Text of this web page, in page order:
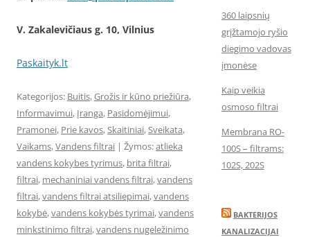
V. Zakalevičiaus g. 10, Vilnius
Paskaityk.lt
Kategorijos: Buitis,Grožis ir kūno priežiūra,
Informavimui, Įranga, Pasidomėjimui,
Pramonei, Prie kavos,Skaitiniai,Sveikata,
Vaikams,Vandens filtrai | Žymos:atlieka
vandens kokybes tyrimus, brita filtrai,
filtrai, mechaniniai vandens filtrai,vandens
filtrai,vandens filtrai atsiliepimai,vandens
kokybė,vandens kokybės tyrimai,vandens
minkstinimo filtrai,vandens nugeležinimo
360 laipsnių
grįžtamojo ryšio
diegimo vadovas
įmonėse
Kaip veikia
osmoso filtrai
Membrana RO-
100S – filtrams:
102S, 202S
BAKTERIJOS
KANALIZACIJAI